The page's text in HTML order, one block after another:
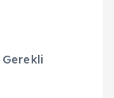
Gerekli